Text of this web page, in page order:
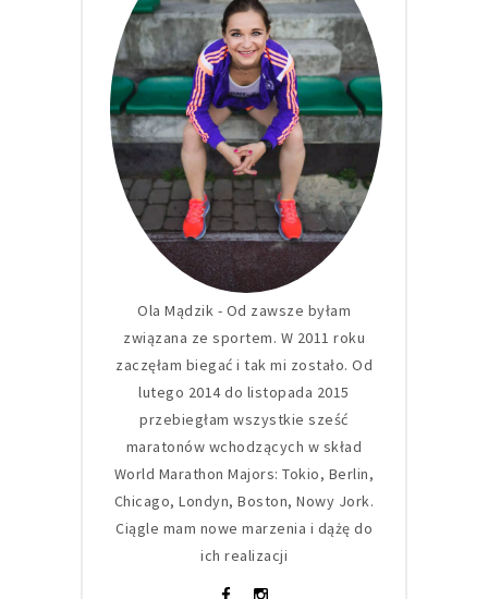
Ola Mądzik - Od zawsze byłam
związana ze sportem. W 2011 roku
zaczęłam biegać i tak mi zostało. Od
lutego 2014 do listopada 2015
przebiegłam wszystkie sześć
maratonów wchodzących w skład
World Marathon Majors: Tokio, Berlin,
Chicago, Londyn, Boston, Nowy Jork.
Ciągle mam nowe marzenia i dążę do
ich realizacji